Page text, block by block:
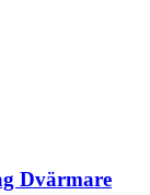
Dvärmare